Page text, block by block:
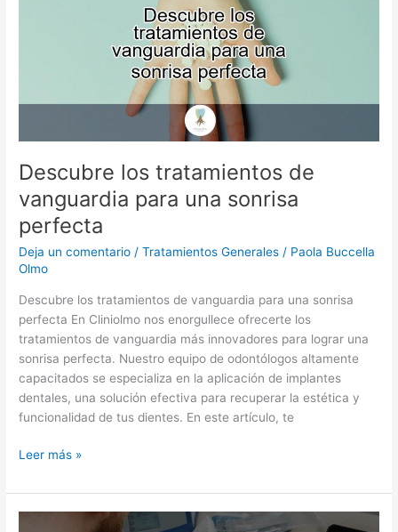
Descubre los tratamientos de
vanguardia para una sonrisa
perfecta
Deja un comentario /Tratamientos Generales / Paola Buccella
Olmo
Descubre los tratamientos de vanguardia para una sonrisa
perfecta En Cliniolmo nos enorgullece ofrecerte los
tratamientos de vanguardia más innovadores para lograr una
sonrisa perfecta. Nuestro equipo de odontólogos altamente
capacitados se especializa en la aplicación de implantes
dentales, una solución efectiva para recuperar la estética y
funcionalidad de tus dientes. En este artículo, te
Leer más »